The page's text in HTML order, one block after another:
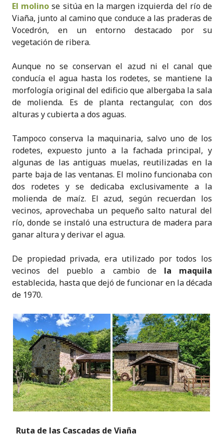
El molino se sitúa en la margen izquierda del río de
Viaña, junto al camino que conduce a las praderas de
Vocedrón, en un entorno destacado por su
vegetación de ribera.
Aunque no se conservan el azud ni el canal que
conducía el agua hasta los rodetes, se mantiene la
morfología original del edificio que albergaba la sala
de molienda. Es de planta rectangular, con dos
alturas y cubierta a dos aguas.
Tampoco conserva la maquinaria, salvo uno de los
rodetes, expuesto junto a la fachada principal, y
algunas de las antiguas muelas, reutilizadas en la
parte baja de las ventanas. El molino funcionaba con
dos rodetes y se dedicaba exclusivamente a la
molienda de maíz. El azud, según recuerdan los
vecinos, aprovechaba un pequeño salto natural del
río, donde se instaló una estructura de madera para
ganar altura y derivar el agua.
De propiedad privada, era utilizado por todos los
vecinos del pueblo a cambio de la maquila
establecida, hasta que dejó de funcionar en la década
de 1970.
Ruta de las Cascadas de Viaña